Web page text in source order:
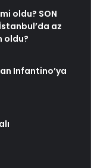
oldu? SON
az
oldu?
Infantino’ya